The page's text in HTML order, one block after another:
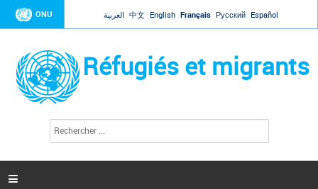
Jump to navigation
ONU العربية 中文 English Français Русский Español
Réfugiés et migrants
c
